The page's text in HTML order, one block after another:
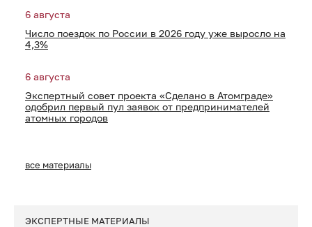
6 августа
Число поездок по России в 2026 году уже выросло на
4,3%
6 августа
Экспертный совет проекта «Сделано в Атомграде»
одобрил первый пул заявок от предпринимателей
атомных городов
все материалы
ЭКСПЕРТНЫЕ МАТЕРИАЛЫ